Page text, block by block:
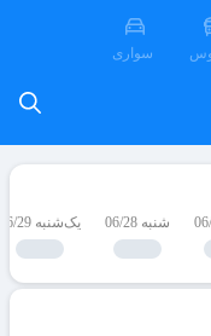
سواری
شنبه 06/28 یک‌شنبه 06/29